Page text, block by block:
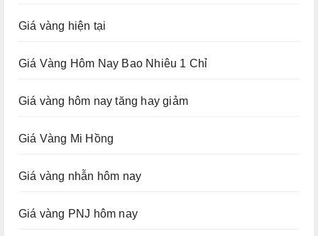
Giá vàng hiện tại
Giá Vàng Hôm Nay Bao Nhiêu 1 Chỉ
Giá vàng hôm nay tăng hay giảm
Giá Vàng Mi Hồng
Giá vàng nhẫn hôm nay
Giá vàng PNJ hôm nay